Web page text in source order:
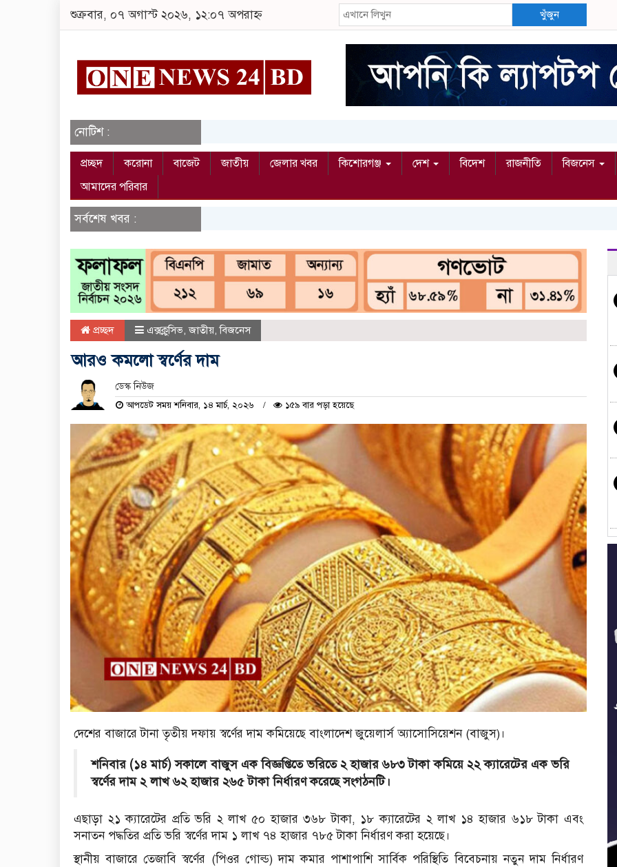
শুক্রবার, ০৭ অগাস্ট ২০২৬, ১২:০৭ অপরাহ্ন খুঁজুন
নোটিশ :
প্রচ্ছদ করোনা বাজেট জাতীয় জেলার খবর কিশোরগঞ্জ দেশ বিদেশ রাজনীতি বিজনেস
আমাদের পরিবার
সর্বশেষ খবর :
প্রচ্ছদ এক্সক্লুসিভ,জাতীয়,বিজনেস
আরও কমলো স্বর্ণের দাম
ডেস্ক নিউজ
আপডেট সময় শনিবার, ১৪ মার্চ, ২০২৬ ১৫৯ বার পড়া হয়েছে
দেশের বাজারে টানা তৃতীয় দফায় স্বর্ণের দাম কমিয়েছে বাংলাদেশ জুয়েলার্স অ্যাসোসিয়েশন (বাজুস)।
শনিবার (১৪ মার্চ) সকালে বাজুস এক বিজ্ঞপ্তিতে ভরিতে ২ হাজার ৬৮৩ টাকা কমিয়ে ২২ ক্যারেটের এক ভরি
স্বর্ণের দাম ২ লাখ ৬২ হাজার ২৬৫ টাকা নির্ধারণ করেছে সংগঠনটি।
এছাড়া ২১ ক্যারেটের প্রতি ভরি ২ লাখ ৫০ হাজার ৩৬৮ টাকা, ১৮ ক্যারেটের ২ লাখ ১৪ হাজার ৬১৮ টাকা এবং
সনাতন পদ্ধতির প্রতি ভরি স্বর্ণের দাম ১ লাখ ৭৪ হাজার ৭৮৫ টাকা নির্ধারণ করা হয়েছে।
স্থানীয় বাজারে তেজাবি স্বর্ণের (পিওর গোল্ড) দাম কমার পাশাপাশি সার্বিক পরিস্থিতি বিবেচনায় নতুন দাম নির্ধারণ